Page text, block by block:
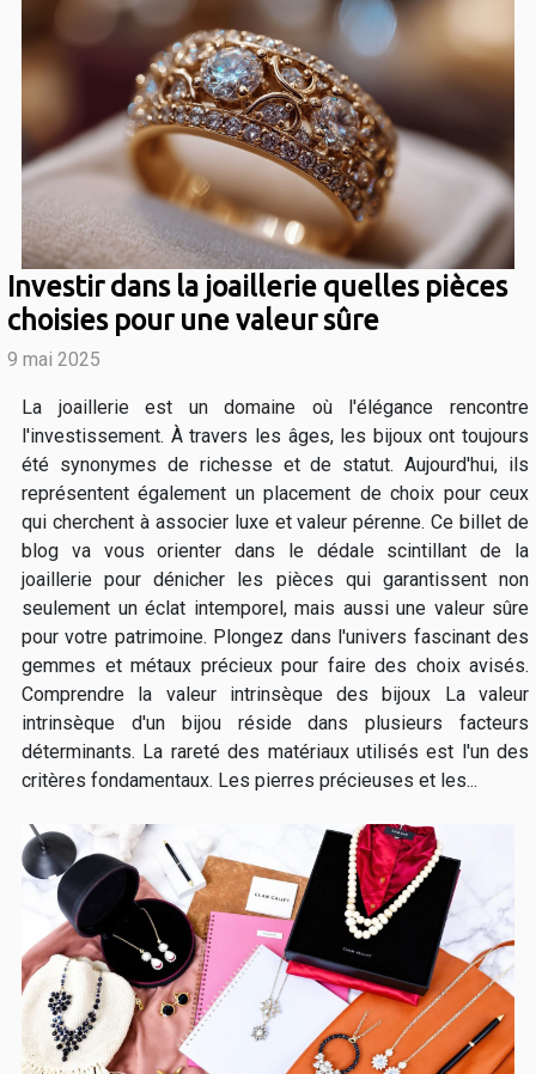
Investir dans la joaillerie quelles pièces
choisies pour une valeur sûre
9 mai 2025
La joaillerie est un domaine où l'élégance rencontre
l'investissement. À travers les âges, les bijoux ont toujours
été synonymes de richesse et de statut. Aujourd'hui, ils
représentent également un placement de choix pour ceux
qui cherchent à associer luxe et valeur pérenne. Ce billet de
blog va vous orienter dans le dédale scintillant de la
joaillerie pour dénicher les pièces qui garantissent non
seulement un éclat intemporel, mais aussi une valeur sûre
pour votre patrimoine. Plongez dans l'univers fascinant des
gemmes et métaux précieux pour faire des choix avisés.
Comprendre la valeur intrinsèque des bijoux La valeur
intrinsèque d'un bijou réside dans plusieurs facteurs
déterminants. La rareté des matériaux utilisés est l'un des
critères fondamentaux. Les pierres précieuses et les...